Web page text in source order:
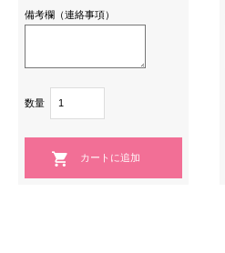
備考欄（連絡事項）
数量